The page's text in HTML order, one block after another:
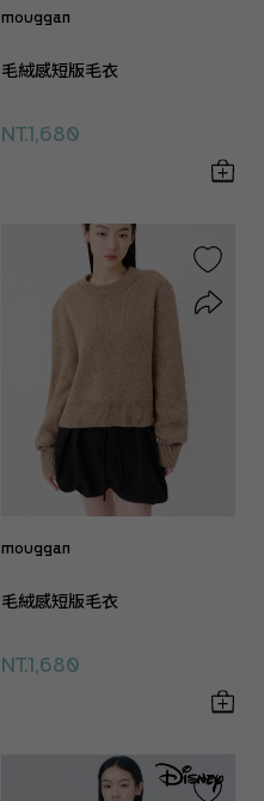
mouggan
毛絨感短版毛衣
NT.1,680
mouggan
毛絨感短版毛衣
NT.1,680